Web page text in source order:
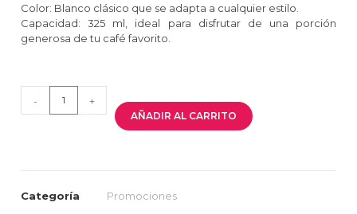
Color: Blanco clásico que se adapta a cualquier estilo.
Capacidad: 325 ml, ideal para disfrutar de una porción
generosa de tu café favorito.
- +
AÑADIR AL CARRITO
Categoría Promociones